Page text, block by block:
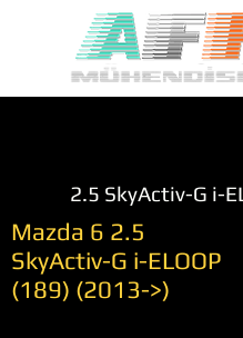
2.5 SkyActiv-G i-
Mazda 6 2.5
SkyActiv-G i-ELOOP
(189) (2013->)